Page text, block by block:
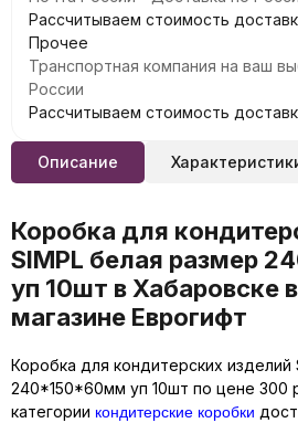
Рассчитываем стоимость
Прочее
Транспортная компания на ваш
России
Рассчитываем стоимость
Описание
Коробка для
SIMPL белая размер
уп 10шт в Хабаровске
магазине Еврогифт
Коробка для кондитерских изделий
240*150*60мм уп 10шт по цене 300
категории кондитерские коробки